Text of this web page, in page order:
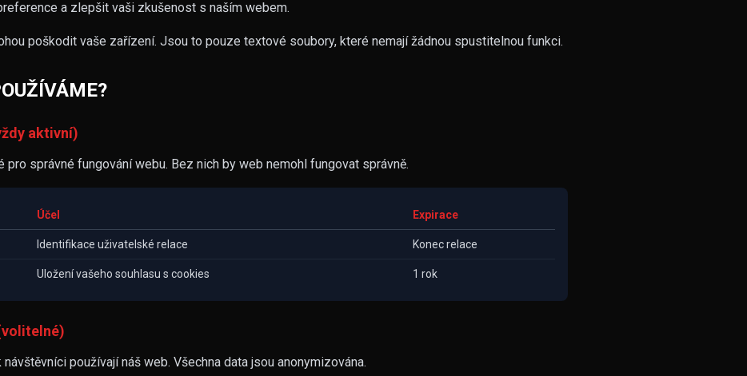
a zlepšit vaši zkušenost s naším webem.
poškodit vaše zařízení. Jsou to pouze textové soubory, které nemají žádnou spustitelnou funkci.
aktivní)
správné fungování webu. Bez nich by web nemohl fungovat správně.
Účel Expirace
Identifikace uživatelské relace Konec relace
Uložení vašeho souhlasu s cookies 1 rok
používají náš web. Všechna data jsou anonymizována.